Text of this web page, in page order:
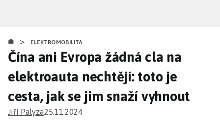
obsahu
> ELEKTROMOBILITA
Čína ani Evropa žádná cla na
elektroauta nechtějí: toto je
cesta, jak se jim snaží vyhnout
Jiří Palyza25.11.2024